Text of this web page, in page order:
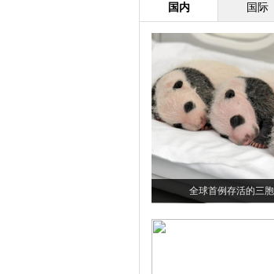
国内 国际
全球首例存活的三